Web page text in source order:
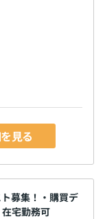
見る
募集！・購買デ
宅勤務可